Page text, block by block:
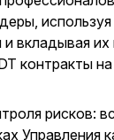
и вкладывая
контракты
рисков:
Управления